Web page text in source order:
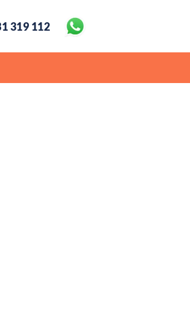
319 112